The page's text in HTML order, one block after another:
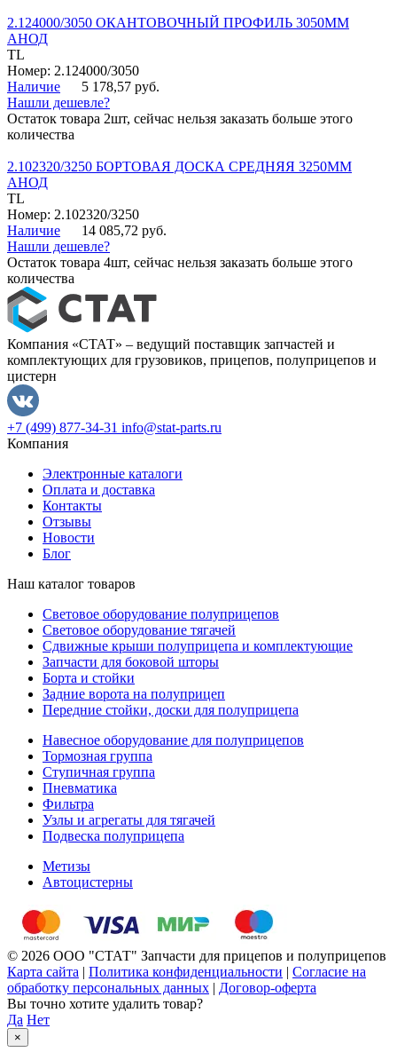
2.124000/3050 ОКАНТОВОЧНЫЙ ПРОФИЛЬ 3050ММ
АНОД
TL
Номер: 2.124000/3050
Наличие
5 178,57 руб.
Нашли дешевле?
Остаток товара 2шт, сейчас нельзя заказать больше этого
количества
2.102320/3250 БОРТОВАЯ ДОСКА СРЕДНЯЯ 3250ММ
АНОД
TL
Номер: 2.102320/3250
Наличие
14 085,72 руб.
Нашли дешевле?
Остаток товара 4шт, сейчас нельзя заказать больше этого
количества
Компания «СТАТ» – ведущий поставщик запчастей и
комплектующих для грузовиков, прицепов, полуприцепов и
цистерн
+7 (499) 877-34-31 info@stat-parts.ru
Компания
Электронные каталоги
Оплата и доставка
Контакты
Отзывы
Новости
Блог
Наш каталог товаров
Световое оборудование полуприцепов
Световое оборудование тягачей
Сдвижные крыши полуприцепа и комплектующие
Запчасти для боковой шторы
Борта и стойки
Задние ворота на полуприцеп
Передние стойки, доски для полуприцепа
Навесное оборудование для полуприцепов
Тормозная группа
Ступичная группа
Пневматика
Фильтра
Узлы и агрегаты для тягачей
Подвеска полуприцепа
Метизы
Автоцистерны
© 2026 ООО "СТАТ" Запчасти для прицепов и полуприцепов
Карта сайта | Политика конфиденциальности | Согласие на
обработку персональных данных | Договор-оферта
Вы точно хотите удалить товар?
Да Нет
×